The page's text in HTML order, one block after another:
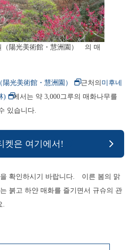
（陽光美術館・慧洲園） 의 매
光美術館・慧洲園） 근처의 미후네
)
에서는 약 3,000그루의 매화나무를
있습니다.
켓은 여기에서!
확인하시기 바랍니다. 이른 봄의 맑
붉고 하얀 매화를 즐기면서 규슈의 관